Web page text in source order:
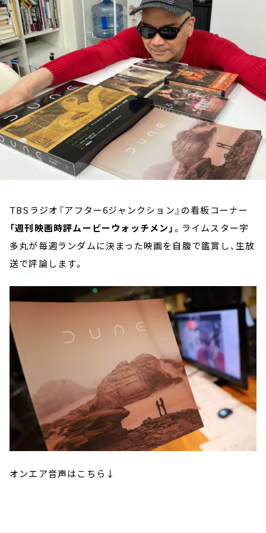
お知らせ
イベント・グッズ
YouTube
会社情報
TBSラジオ『アフター6ジャンクション』の看板コーナー
「週刊映画時評ムービーウォッチメン」。ライムスター宇
多丸が毎週ランダムに決まった映画を自腹で鑑賞し、生放
送で評論します。
オンエア音声はこちら↓